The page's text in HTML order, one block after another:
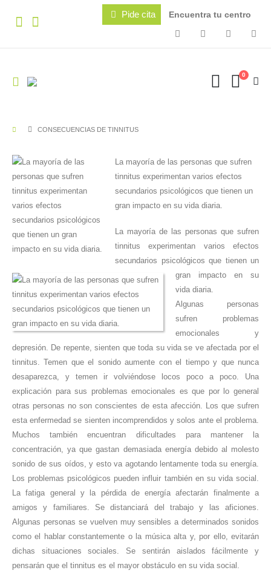
Pide cita Encuentra tu centro
0
CONSECUENCIAS DE TINNITUS
La mayoría de las personas que sufren
tinnitus experimentan varios efectos
secundarios psicológicos que tienen un
gran impacto en su vida diaria.
La mayoría de las personas que sufren
tinnitus experimentan varios efectos
secundarios psicológicos que tienen un
gran impacto en su
vida diaria.
Algunas personas
sufren problemas
emocionales y
depresión. De repente, sienten que toda su vida se ve afectada por el
tinnitus. Temen que el sonido aumente con el tiempo y que nunca
desaparezca, y temen ir volviéndose locos poco a poco. Una
explicación para sus problemas emocionales es que por lo general
otras personas no son conscientes de esta afección. Los que sufren
esta enfermedad se sienten incomprendidos y solos ante el problema.
Muchos también encuentran dificultades para mantener la
concentración, ya que gastan demasiada energía debido al molesto
sonido de sus oídos, y esto va agotando lentamente toda su energía.
Los problemas psicológicos pueden influir también en su vida social.
La fatiga general y la pérdida de energía afectarán finalmente a
amigos y familiares. Se distanciará del trabajo y las aficiones.
Algunas personas se vuelven muy sensibles a determinados sonidos
como el hablar constantemente o la música alta y, por ello, evitarán
dichas situaciones sociales. Se sentirán aislados fácilmente y
pensarán que el tinnitus es el mayor obstáculo en su vida social.